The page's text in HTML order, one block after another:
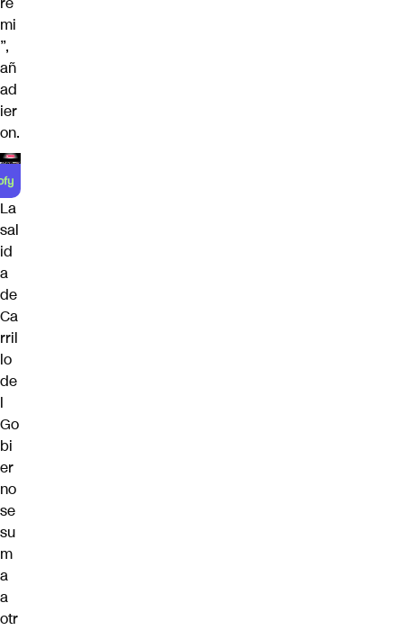
mi
”,
añ
ad
ier
on.
La
sal
id
a
de
Ca
rril
lo
de
l
Go
bi
er
no
se
su
m
a
a
otr